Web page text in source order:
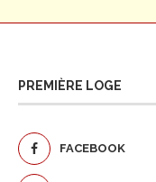
PREMIÈRE LOGE
FACEBOOK